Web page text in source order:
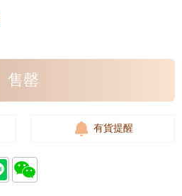
售罄
有貨提醒